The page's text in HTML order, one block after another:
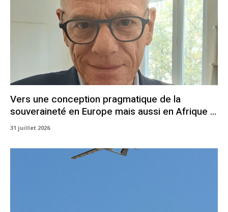
Vers une conception pragmatique de la
souveraineté en Europe mais aussi en Afrique …
31 juillet 2026